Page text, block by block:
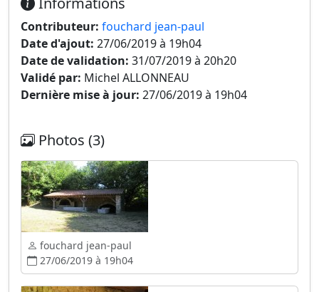
Contributeur: fouchard jean-paul
Date d'ajout: 27/06/2019 à 19h04
Date de validation: 31/07/2019 à 20h20
Validé par: Michel ALLONNEAU
Dernière mise à jour: 27/06/2019 à 19h04
Photos (3)
fouchard jean-paul
27/06/2019 à 19h04